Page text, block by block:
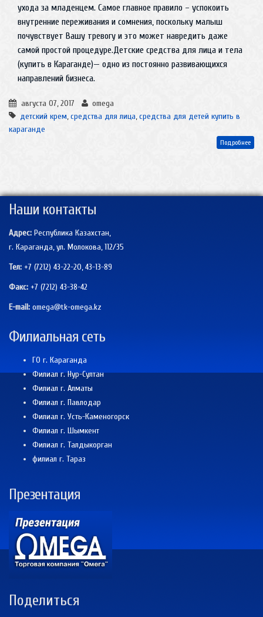
ухода за младенцем. Самое главное правило – успокоить
внутренние переживания и сомнения, поскольку малыш
почувствует Вашу тревогу и это может навредить даже
самой простой процедуре.Детские средства для лица и тела
(купить в Караганде)— одно из постоянно развивающихся
направлений бизнеса.
августа 07, 2017
omega
детский крем,средства для лица,средства для детей купить в
караганде
Подробнее
Наши контакты
Адрес: Республика Казахстан,
г. Караганда, ул. Молокова, 112/35
Тел: +7 (7212) 43-22-20, 43-13-89
Факс: +7 (7212) 43-38-42
E-mail: omega@tk-omega.kz
Филиальная сеть
ГО г. Караганда
Филиал г. Нур-Султан
Филиал г. Алматы
Филиал г. Павлодар
Филиал г. Усть-Каменогорск
Филиал г. Шымкент
Филиал г. Талдыкорган
филиал г. Тараз
Презентация
Поделиться